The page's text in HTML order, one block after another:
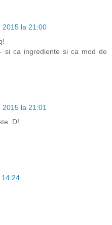
2015 la 21:00
si ca ingrediente si ca mod de
la 21:01
:D!
14:24